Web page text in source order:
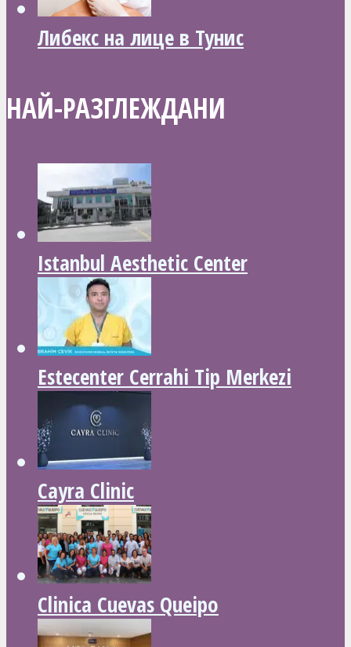
Либекс на лице в Тунис
НАЙ-РАЗГЛЕЖДАНИ
Istanbul Aesthetic Center
Estecenter Cerrahi Tip Merkezi
Cayra Clinic
Clinica Cuevas Queipo